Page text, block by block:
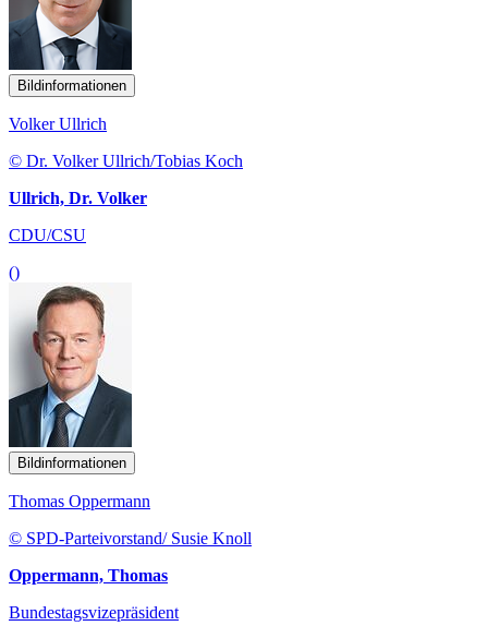
Bildinformationen
Volker Ullrich
© Dr. Volker Ullrich/Tobias Koch
Ullrich, Dr. Volker
CDU/CSU
()
Bildinformationen
Thomas Oppermann
© SPD-Parteivorstand/ Susie Knoll
Oppermann, Thomas
Bundestagsvizepräsident